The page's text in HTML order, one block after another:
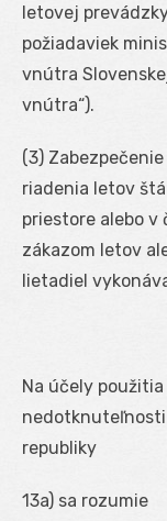
letovej
požiadaviek
vnútra
vnútra“).
(3)
riadenia letov
priestore alebo
zákazom letov
lietadiel
Na účely
republiky
13a) sa rozumie